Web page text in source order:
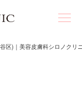
区)｜美容皮膚科シロノクリ